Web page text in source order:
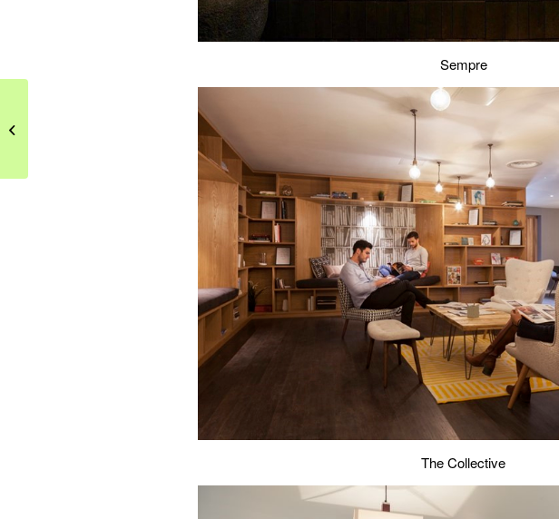
Sempre
The Collective